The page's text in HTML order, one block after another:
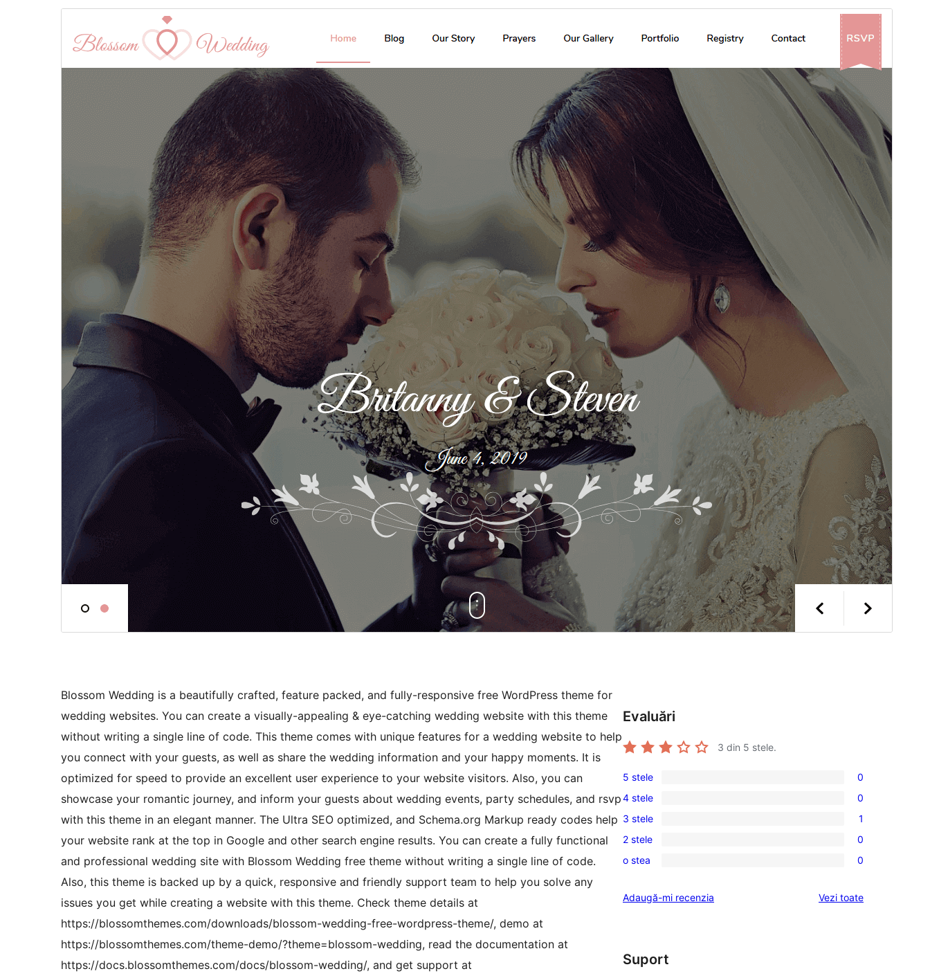
Această temă este gratuită, dar oferă actualizări
suportul
Previzualizează
Versiune
1.1.6
Ultima actualizare
5 aprilie 2026
Instalări active
400+
Versiune WordPress
Versiune PHP
7.4
Prima pagină a temei
Blossom Wedding is a beautifully crafted, feature packed, and fully-responsive free WordPress theme for
wedding websites. You can create a visually-appealing & eye-catching wedding website with this theme
without writing a single line of code. This theme comes with unique features for a wedding website to help
you connect with your guests, as well as share the wedding information and your happy moments. It is
optimized for speed to provide an excellent user experience to your website visitors. Also, you can
showcase your romantic journey, and inform your guests about wedding events, party schedules, and rsvp
with this theme in an elegant manner. The Ultra SEO optimized, and Schema.org Markup ready codes help
your website rank at the top in Google and other search engine results. You can create a fully functional
and professional wedding site with Blossom Wedding free theme without writing a single line of code.
Also, this theme is backed up by a quick, responsive and friendly support team to help you solve any
issues you get while creating a website with this theme. Check theme details at
https://blossomthemes.com/downloads/blossom-wedding-free-wordpress-theme/, demo at
https://blossomthemes.com/theme-demo/?theme=blossom-wedding, read the documentation at
https://docs.blossomthemes.com/docs/blossom-wedding/, and get support at
Evaluări
3 din 5 stele.
0
5
–
recenzii
(stele)
5 stele 0
0
4
–
recenzii
4 stele 0
1
3
–
(stele)
3 stele 1
0
2
recenzii
2 stele 0
0
–
o stea 0
Adaugă-mi recenzia Vezi toaterecenziile
Suport